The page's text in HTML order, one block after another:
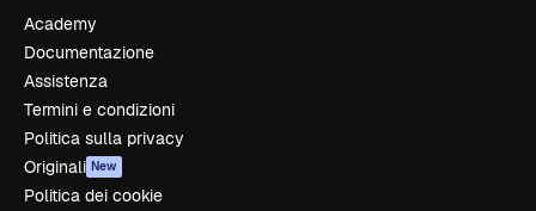
Academy
Documentazione
Assistenza
Termini e condizioni
Politica sulla privacy
Originali New
Politica dei cookie